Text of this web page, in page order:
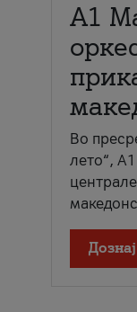
А1
Во
лето“,